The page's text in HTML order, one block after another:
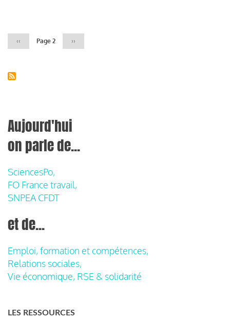
Page
précédente
‹‹ Page 2
Page
››
Aujourd'hui
on parle de...
SciencesPo,
FO France travail,
SNPEA CFDT
et de...
Emploi, formation et compétences,
Relations sociales,
Vie économique, RSE & solidarité
LES RESSOURCES